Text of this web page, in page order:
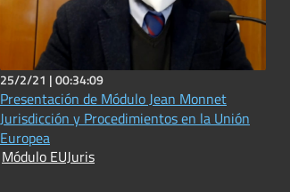
25/2/21 |00:34:09
Presentación de Módulo Jean Monnet
Jurisdicción y Procedimientos en la Unión
Europea
Módulo EUJuris